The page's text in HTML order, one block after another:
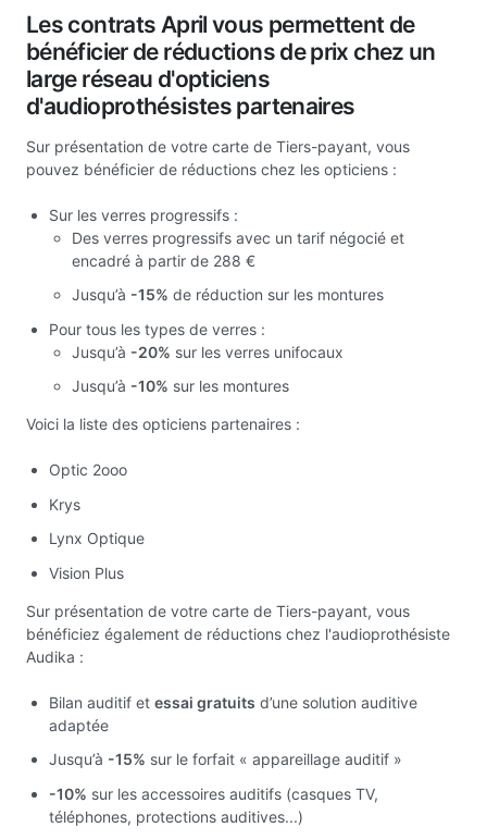
Les contrats April vous permettent de
bénéficier de réductions de prix chez un
large réseau d'opticiens
d'audioprothésistes partenaires
Sur présentation de votre carte de Tiers-payant, vous
pouvez bénéficier de réductions chez les opticiens :
Sur les verres progressifs :
Des verres progressifs avec un tarif négocié et
encadré à partir de 288 €
Jusqu’à -15% de réduction sur les montures
Pour tous les types de verres :
Jusqu’à -20% sur les verres unifocaux
Jusqu’à -10% sur les montures
Voici la liste des opticiens partenaires :
Optic 2ooo
Krys
Lynx Optique
Vision Plus
Sur présentation de votre carte de Tiers-payant, vous
bénéficiez également de réductions chez l'audioprothésiste
Audika :
Bilan auditif et essai gratuits d’une solution auditive
adaptée
Jusqu’à -15% sur le forfait « appareillage auditif »
-10% sur les accessoires auditifs (casques TV,
téléphones, protections auditives...)